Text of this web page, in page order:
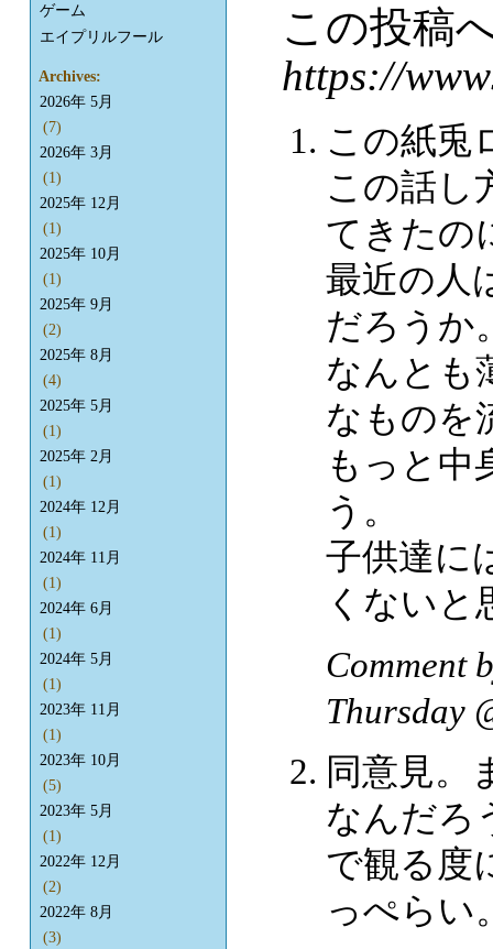
この投稿
https://
この紙兎
この話し
てきたの
最近の人
だろうか
なんとも
なものを
もっと中
う。
子供達に
くないと
Comment
Thursday
同意見。
なんだろ
で観る度
っぺらい
ゲーム
エイプリルフール
Archives:
2026年 5月
(7)
2026年 3月
(1)
2025年 12月
(1)
2025年 10月
(1)
2025年 9月
(2)
2025年 8月
(4)
2025年 5月
(1)
2025年 2月
(1)
2024年 12月
(1)
2024年 11月
(1)
2024年 6月
(1)
2024年 5月
(1)
2023年 11月
(1)
2023年 10月
(5)
2023年 5月
(1)
2022年 12月
(2)
2022年 8月
(3)